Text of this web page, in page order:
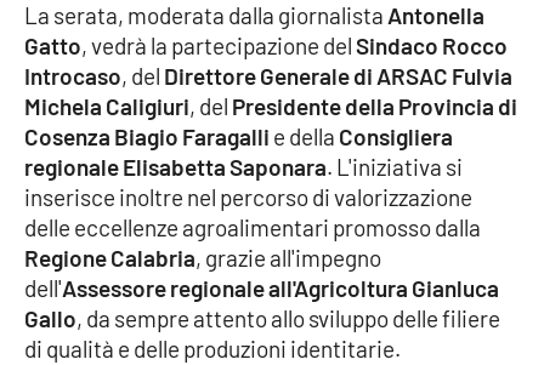
Società
Sport
RUBRICHE
Good Morning Vietnam
Parchi Marini Calabria
La serata, moderata dalla giornalista Antonella
Gatto, vedrà la partecipazione delSindaco Rocco
Introcaso, del Direttore Generale di ARSAC Fulvia
Michela Caligiuri, del Presidente della Provincia di
Cosenza Biagio Faragalli e della Consigliera
regionale Elisabetta Saponara. L'iniziativa si
inserisce inoltre nel percorso di valorizzazione
delle eccellenze agroalimentari promosso dalla
Regione Calabria, grazie all'impegno
dell'Assessore regionale all'Agricoltura Gianluca
Gallo, da sempre attento allo sviluppo delle filiere
di qualità e delle produzioni identitarie.